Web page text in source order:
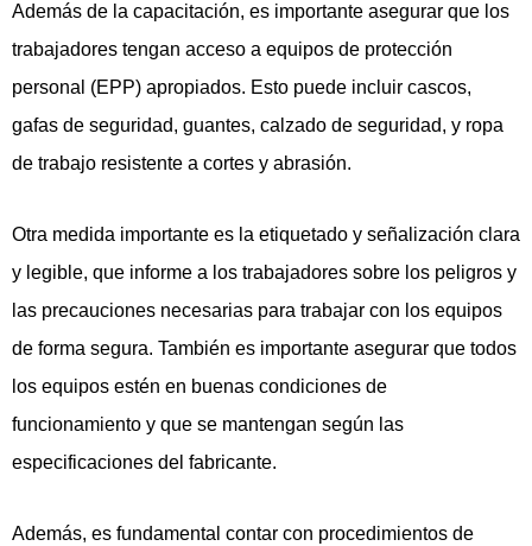
Además de la capacitación, es importante asegurar que los
trabajadores tengan acceso a equipos de protección
personal (EPP) apropiados. Esto puede incluir cascos,
gafas de seguridad, guantes, calzado de seguridad, y ropa
de trabajo resistente a cortes y abrasión.
Otra medida importante es la etiquetado y señalización clara
y legible, que informe a los trabajadores sobre los peligros y
las precauciones necesarias para trabajar con los equipos
de forma segura. También es importante asegurar que todos
los equipos estén en buenas condiciones de
funcionamiento y que se mantengan según las
especificaciones del fabricante.
Además, es fundamental contar con procedimientos de